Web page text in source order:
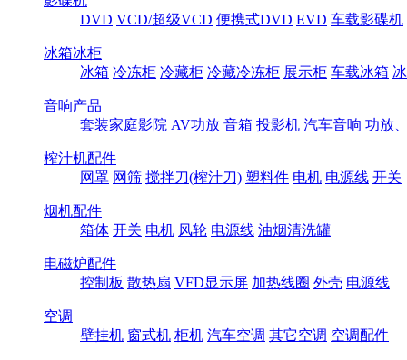
DVD VCD/超级VCD 便携式DVD EVD 车载影碟机
冰箱冰柜
冰箱 冷冻柜 冷藏柜 冷藏冷冻柜 展示柜 车载冰箱
音响产品
套装家庭影院 AV功放 音箱 投影机 汽车音响 功放
榨汁机配件
网罩 网筛 搅拌刀(榨汁刀) 塑料件 电机 电源线 开关
烟机配件
箱体 开关 电机 风轮 电源线 油烟清洗罐
电磁炉配件
控制板 散热扇 VFD显示屏 加热线圈 外壳 电源线
空调
壁挂机 窗式机 柜机 汽车空调 其它空调 空调配件